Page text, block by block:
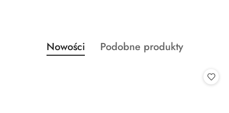
Pomiń karuzelę produktów
Produkty
o
Nowości
Produkty
Podobne produkty